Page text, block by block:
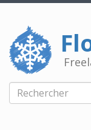
Aller
contenu
principal
Rechercher